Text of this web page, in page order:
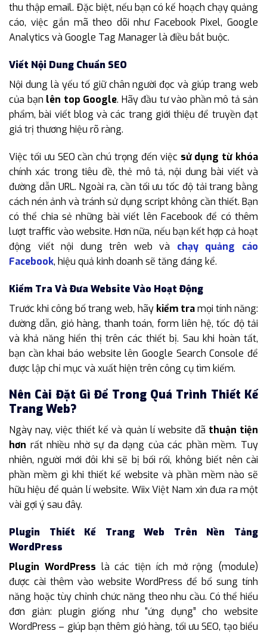
thu thập email. Đặc biệt, nếu bạn có kế hoạch chạy quảng
cáo, việc gắn mã theo dõi như Facebook Pixel, Google
Analytics và Google Tag Manager là điều bắt buộc.
Viết Nội Dung Chuẩn SEO
Nội dung là yếu tố giữ chân người đọc và giúp trang web
của bạn lên top Google. Hãy đầu tư vào phần mô tả sản
phẩm, bài viết blog và các trang giới thiệu để truyền đạt
giá trị thương hiệu rõ ràng.
Việc tối ưu SEO cần chú trọng đến việc sử dụng từ khóa
chính xác trong tiêu đề, thẻ mô tả, nội dung bài viết và
đường dẫn URL. Ngoài ra, cần tối ưu tốc độ tải trang bằng
cách nén ảnh và tránh sử dụng script không cần thiết. Bạn
có thể chia sẻ những bài viết lên Facebook để có thêm
lượt traffic vào website. Hơn nữa, nếu bạn kết hợp cả hoạt
động viết nội dung trên web và chạy quảng cáo
Facebook, hiệu quả kinh doanh sẽ tăng đáng kể.
Kiểm Tra Và Đưa Website Vào Hoạt Động
Trước khi công bố trang web, hãy kiểm tramọi tính năng:
đường dẫn, giỏ hàng, thanh toán, form liên hệ, tốc độ tải
và khả năng hiển thị trên các thiết bị. Sau khi hoàn tất,
bạn cần khai báo website lên Google Search Console để
được lập chỉ mục và xuất hiện trên công cụ tìm kiếm.
Nên Cài Đặt Gì Để Trong Quá Trình Thiết Kế
Trang Web?
Ngày nay, việc thiết kế và quản lí website đã thuận tiện
hơn rất nhiều nhờ sự đa dạng của các phần mềm. Tuy
nhiên, người mới đôi khi sẽ bị bối rối, không biết nên cài
phần mềm gì khi thiết kế website và phần mềm nào sẽ
hữu hiệu để quản lí website. Wiix Việt Nam xin đưa ra một
vài gợi ý sau đây.
Plugin Thiết Kế Trang Web Trên Nền Tảng
WordPress
Plugin WordPress là các tiện ích mở rộng (module)
được cài thêm vào website WordPress để bổ sung tính
năng hoặc tùy chỉnh chức năng theo nhu cầu. Có thể hiểu
đơn giản: plugin giống như “ứng dụng” cho website
WordPress – giúp bạn thêm giỏ hàng, tối ưu SEO, tạo biểu